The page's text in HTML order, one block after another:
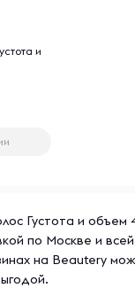
и
Густота и объем
по Москве и
на Beautery